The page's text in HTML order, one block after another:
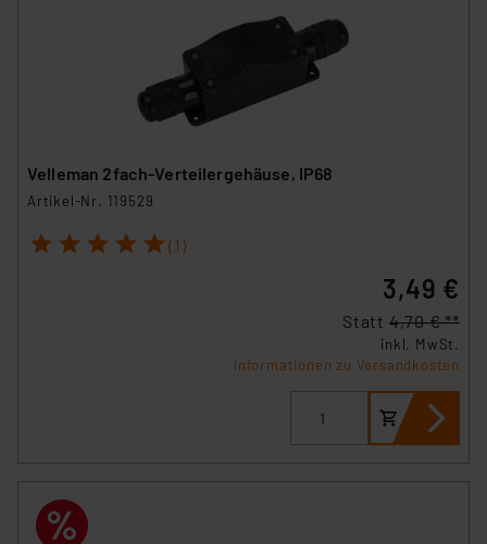
Velleman 2fach-Verteilergehäuse, IP68
Artikel-Nr. 119529
1 2 3 4 5 (1)
3,49 €
Statt 4,70 € **
inkl. MwSt.
Informationen zu Versandkosten